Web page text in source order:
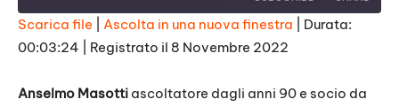
SHARE
LINK
Scarica file Ascolta in una nuova finestra
Durata:
00:03:24
Registrato il 8 Novembre 2022
Anselmo Masotti ascoltatore dagli anni 90 e socio da